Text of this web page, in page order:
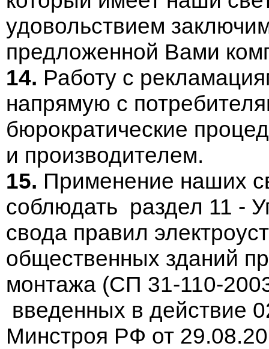
удовольствием
предложенной Вами
14. Работу с
напрямую с
бюрократические
и производителем.
15. Применение наших
соблюдать раздел 11 -
свода правил
общественных зданий
монтажа (СП 31-110-
введенных в действие
Минстроя РФ от